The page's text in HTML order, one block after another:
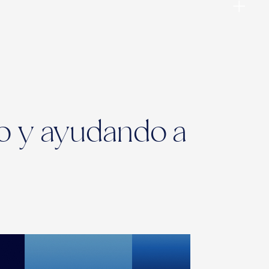
y ayudando a